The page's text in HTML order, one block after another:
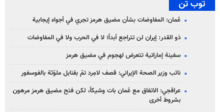
توب تن
عُمان: المفاوضات بشأن مضيق هرمز تجري في أجواء إيجابية
ذو القدر: إيران لن تتراجع أبداً؛ لا في الحرب ولا في المفاوضات
سفينة إماراتية تتعرض لهجوم في مضيق هرمز
نائب وزير الصحة الإيراني: قصف لامِرد تمّ بقنابل ملوّثة بالفوسفور
عراقجي: الاتفاق مع عُمان بات وشيكاً، لكن فتح مضيق هرمز مرهون
بشروط أخرى